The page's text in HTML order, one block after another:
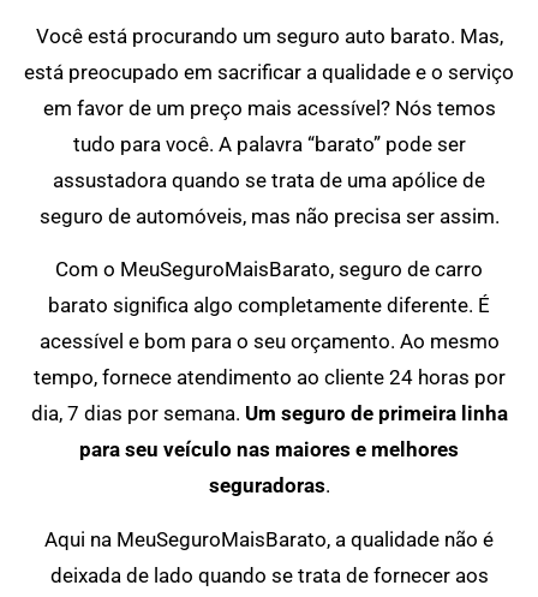
Você está procurando um seguro auto barato. Mas,
está preocupado em sacrificar a qualidade e o serviço
em favor de um preço mais acessível? Nós temos
tudo para você. A palavra “barato” pode ser
assustadora quando se trata de uma apólice de
seguro de automóveis, mas não precisa ser assim.
Com o MeuSeguroMaisBarato, seguro de carro
barato significa algo completamente diferente. É
acessível e bom para o seu orçamento. Ao mesmo
tempo, fornece atendimento ao cliente 24 horas por
dia, 7 dias por semana. Um seguro de primeira linha
para seu veículo nas maiores e melhores
seguradoras.
Aqui na MeuSeguroMaisBarato, a qualidade não é
deixada de lado quando se trata de fornecer aos